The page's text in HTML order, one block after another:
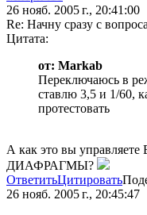
26 нояб. 2005 г., 20:41:00
Re: Начну сразу с
Цитата:
от: Markab
Переключаюсь в
ставлю 3,5 и 1/60,
протестовать
А как это вы
ДИАФРАГМЫ?
ОтветитьЦитировать
26 нояб. 2005 г., 20:45:47